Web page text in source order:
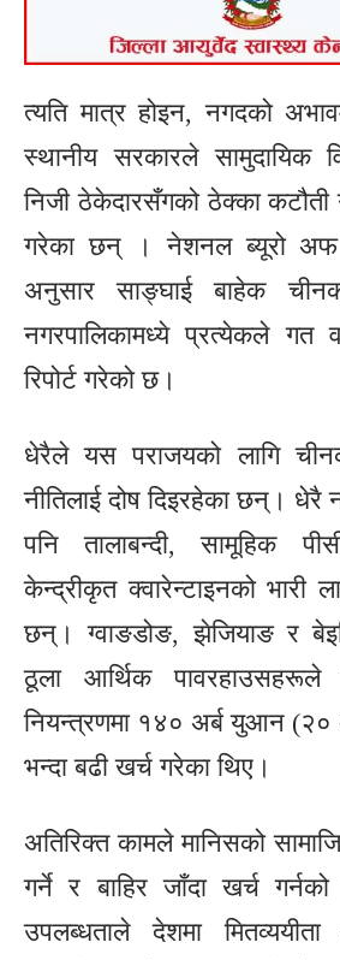
त्यति मात्र होइन, नगदको
स्थानीय सरकारले सामुदायिक
निजी ठेकेदारसँगको ठेक्का
गरेका छन् । नेशनल ब्यूरो अफ
अनुसार साङ्घाई बाहेक
नगरपालिकामध्ये प्रत्येकले गत
रिपोर्ट गरेको छ।
धेरैले यस पराजयको लागि
नीतिलाई दोष दिइरहेका छन्।
पनि तालाबन्दी, सामूहिक
केन्द्रीकृत क्वारेन्टाइनको भारी
छन्। ग्वाङडोङ, झेजियाङ र
ठूला आर्थिक पावरहाउसहरूले
नियन्त्रणमा १४० अर्ब युआन (२०
भन्दा बढी खर्च गरेका थिए।
अतिरिक्त कामले मानिसको
गर्ने र बाहिर जाँदा खर्च
उपलब्धताले देशमा